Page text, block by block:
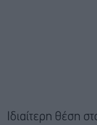
Ιδιαίτερη θέση